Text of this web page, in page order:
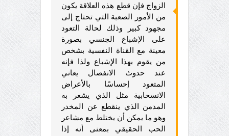
الزواج فإن قطع هذه العلاقة يكون
من الأمور الصعبة التي تحتاج إلى
مجهود كبير وذلك لحالة التعود
على الإشباع الجنسي بصورة
معينة مع القناة النفسية بشخص
من يقوم بهذا الإشباع ولذا فإنه
عند حدوث الانفصال يعاني
المتعود إحساسًا بالأعراض
الانسحابية مثل الذي يشعر به
المدمن الذي ينقطع عن المخدر
وهو ما يمكن أن يختلط مع مشاعر
الحب الحقيقي بمعنى أنه إذا